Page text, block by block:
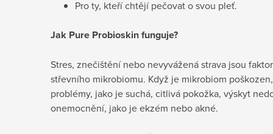
Pro ty, kteří chtějí pečovat o svou pleť.
Jak Pure Probioskin funguje?
Stres, znečištění nebo nevyvážená strava jsou
střevního mikrobiomu. Když je mikrobiom
problémy, jako je suchá, citlivá pokožka, výskyt
onemocnění, jako je ekzém nebo akné.